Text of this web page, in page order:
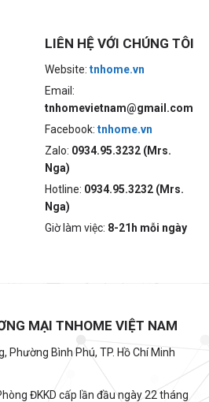
LIÊN HỆ VỚI CHÚNG TÔI
Website: tnhome.vn
Email:
tnhomevietnam@gmail.com
Facebook: tnhome.vn
Zalo: 0934.95.3232 (Mrs.
Nga)
Hotline: 0934.95.3232 (Mrs.
Nga)
Giờ làm việc: 8-21h mỗi ngày
MẠI TNHOME VIỆT NAM
Phường Bình Phú, TP. Hồ Chí Minh
ĐKKD cấp lần đầu ngày 22 tháng